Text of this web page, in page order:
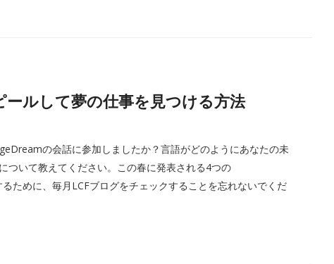
ルして夢の仕事を見つける方法
の会話に参加しましたか？言語がどのようにあなたの未
ついて教えてください。この春に発表される4つの
ために、毎月LCFブログをチェックすることを忘れないでくだ